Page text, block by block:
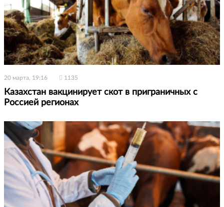
20 марта, 19:16 1135
Казахстан вакцинирует скот в приграничных с
Россией регионах